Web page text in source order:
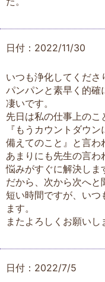
日付：2022/11/30
いつも浄化してくださ
パンパンと素早く的確
凄いです。
先日は私の仕事上のこ
『もうカウントダウ
備えてのこと』と言わ
あまりにも先生の言
悩みがすぐに解決しま
だから、次から次へと
短い時間ですが、いつ
ます。
またよろしくお願いし
日付：2022/7/5